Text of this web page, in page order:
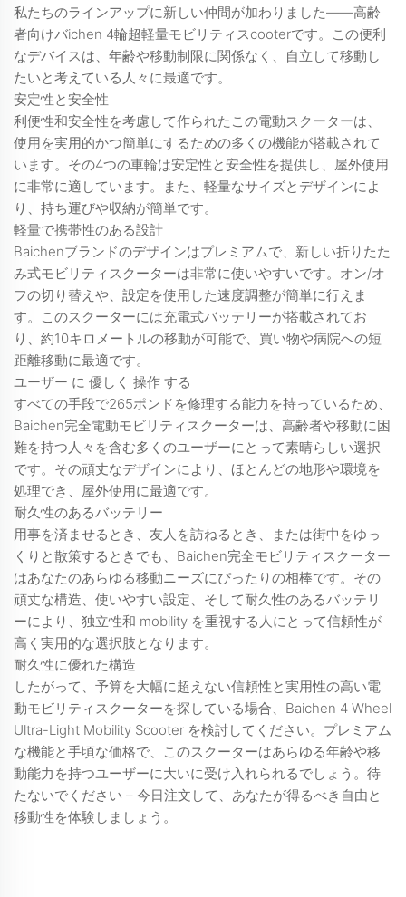
私たちのラインアップに新しい仲間が加わりました——高齢
者向けバichen 4輪超軽量モビリティスcooterです。この便利
なデバイスは、年齢や移動制限に関係なく、自立して移動し
たいと考えている人々に最適です。
安定性と安全性
利便性和安全性を考慮して作られたこの電動スクーターは、
使用を実用的かつ簡単にするための多くの機能が搭載されて
います。その4つの車輪は安定性と安全性を提供し、屋外使用
に非常に適しています。また、軽量なサイズとデザインによ
り、持ち運びや収納が簡単です。
軽量で携帯性のある設計
Baichenブランドのデザインはプレミアムで、新しい折りたた
み式モビリティスクーターは非常に使いやすいです。オン/オ
フの切り替えや、設定を使用した速度調整が簡単に行えま
す。このスクーターには充電式バッテリーが搭載されてお
り、約10キロメートルの移動が可能で、買い物や病院への短
距離移動に最適です。
ユーザー に 優しく 操作 する
すべての手段で265ポンドを修理する能力を持っているため、
Baichen完全電動モビリティスクーターは、高齢者や移動に困
難を持つ人々を含む多くのユーザーにとって素晴らしい選択
です。その頑丈なデザインにより、ほとんどの地形や環境を
処理でき、屋外使用に最適です。
耐久性のあるバッテリー
用事を済ませるとき、友人を訪ねるとき、または街中をゆっ
くりと散策するときでも、Baichen完全モビリティスクーター
はあなたのあらゆる移動ニーズにぴったりの相棒です。その
頑丈な構造、使いやすい設定、そして耐久性のあるバッテリ
ーにより、独立性和 mobility を重視する人にとって信頼性が
高く実用的な選択肢となります。
耐久性に優れた構造
したがって、予算を大幅に超えない信頼性と実用性の高い電
動モビリティスクーターを探している場合、Baichen 4 Wheel
Ultra-Light Mobility Scooter を検討してください。プレミアム
な機能と手頃な価格で、このスクーターはあらゆる年齢や移
動能力を持つユーザーに大いに受け入れられるでしょう。待
たないでください – 今日注文して、あなたが得るべき自由と
移動性を体験しましょう。